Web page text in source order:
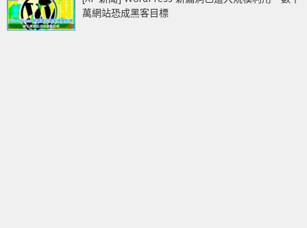
萬網站恐成黑客目標